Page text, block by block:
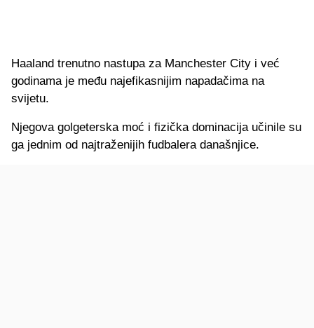
Haaland trenutno nastupa za Manchester City i već
godinama je među najefikasnijim napadačima na
svijetu.
Njegova golgeterska moć i fizička dominacija učinile su
ga jednim od najtraženijih fudbalera današnjice.